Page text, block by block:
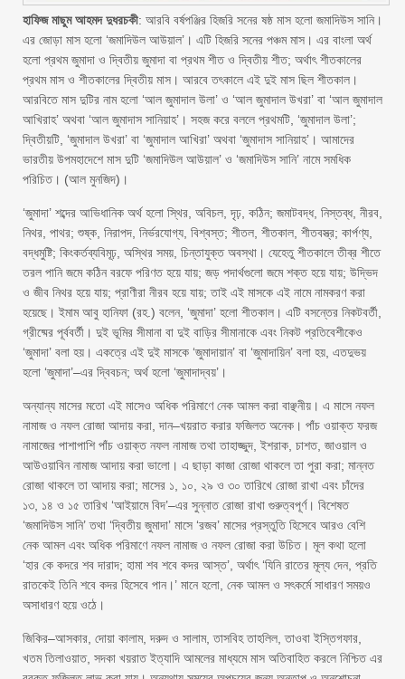
হাফিজ মাছুম আহমদ দুধরচকী: আরবি বর্ষপঞ্জির হিজরি সনের ষষ্ঠ মাস হলো জমাদিউস সানি।
এর জোড়া মাস হলো ‘জমাদিউল আউয়াল’। এটি হিজরি সনের পঞ্চম মাস। এর বাংলা অর্থ
হলো প্রথম জুমাদা ও দ্বিতীয় জুমাদা বা প্রথম শীত ও দ্বিতীয় শীত; অর্থাৎ শীতকালের
প্রথম মাস ও শীতকালের দ্বিতীয় মাস। আরবে তৎকালে এই দুই মাস ছিল শীতকাল।
আরবিতে মাস দুটির নাম হলো ‘আল জুমাদাল উলা’ ও ‘আল জুমাদাল উখরা’ বা ‘আল জুমাদাল
আখিরাহ’ অথবা ‘আল জুমাদাস সানিয়াহ’। সহজ করে বললে প্রথমটি, ‘জুমাদাল উলা’;
দ্বিতীয়টি, ‘জুমাদাল উখরা’ বা ‘জুমাদাল আখিরা’ অথবা ‘জুমাদাস সানিয়াহ’। আমাদের
ভারতীয় উপমহাদেশে মাস দুটি ‘জমাদিউল আউয়াল’ ও ‘জমাদিউস সানি’ নামে সমধিক
পরিচিত। (আল মুনজিদ)।
‘জুমাদা’ শব্দের আভিধানিক অর্থ হলো স্থির, অবিচল, দৃঢ়, কঠিন; জমাটবদ্ধ, নিস্তব্ধ, নীরব,
নিথর, পাথর; শুষ্ক, নিরাপদ, নির্ভরযোগ্য, বিশ্বস্ত; শীতল, শীতকাল, শীতবস্ত্র; কার্পণ্য,
বদ্ধমুষ্টি; কিংকর্তব্যবিমূঢ়, অস্থির সময়, চিন্তাযুক্ত অবস্থা। যেহেতু শীতকালে তীব্র শীতে
তরল পানি জমে কঠিন বরফে পরিণত হয়ে যায়; জড় পদার্থগুলো জমে শক্ত হয়ে যায়; উদ্ভিদ
ও জীব নিথর হয়ে যায়; প্রাণীরা নীরব হয়ে যায়; তাই এই মাসকে এই নামে নামকরণ করা
হয়েছে। ইমাম আবু হানিফা (রহ.) বলেন, ‘জুমাদা’ হলো শীতকাল। এটি বসন্তের নিকটবর্তী,
গ্রীষ্মের পূর্ববর্তী। দুই ভূমির সীমানা বা দুই বাড়ির সীমানাকে এবং নিকট প্রতিবেশীকেও
‘জুমাদা’ বলা হয়। একত্রে এই দুই মাসকে ‘জুমাদায়ান’ বা ‘জুমাদায়িন’ বলা হয়, এতদুভয়
হলো ‘জুমাদা’–এর দ্বিবচন; অর্থ হলো ‘জুমাদাদ্বয়’।
অন্যান্য মাসের মতো এই মাসেও অধিক পরিমাণে নেক আমল করা বাঞ্ছনীয়। এ মাসে নফল
নামাজ ও নফল রোজা আদায় করা, দান–খয়রাত করার ফজিলত অনেক। পাঁচ ওয়াক্ত ফরজ
নামাজের পাশাপাশি পাঁচ ওয়াক্ত নফল নামাজ তথা তাহাজ্জুদ, ইশরাক, চাশত, জাওয়াল ও
আউওয়াবিন নামাজ আদায় করা ভালো। এ ছাড়া কাজা রোজা থাকলে তা পুরা করা; মান্নত
রোজা থাকলে তা আদায় করা; মাসের ১, ১০, ২৯ ও ৩০ তারিখে রোজা রাখা এবং চাঁদের
১৩, ১৪ ও ১৫ তারিখ ‘আইয়ামে বিদ’–এর সুন্নাত রোজা রাখা গুরুত্বপূর্ণ। বিশেষত
‘জমাদিউস সানি’ তথা ‘দ্বিতীয় জুমাদা’ মাসে ‘রজব’ মাসের প্রস্তুতি হিসেবে আরও বেশি
নেক আমল এবং অধিক পরিমাণে নফল নামাজ ও নফল রোজা করা উচিত। মূল কথা হলো
‘হার কে কদরে শব দারাদ; হামা শব শবে কদর আস্ত’, অর্থাৎ ‘যিনি রাতের মূল্য দেন, প্রতি
রাতকেই তিনি শবে কদর হিসেবে পান।’ মানে হলো, নেক আমল ও সৎকর্মে সাধারণ সময়ও
অসাধারণ হয়ে ওঠে।
জিকির–আসকার, দোয়া কালাম, দরুদ ও সালাম, তাসবিহ তাহলিল, তাওবা ইস্তিগফার,
খতম তিলাওয়াত, সদকা খয়রাত ইত্যাদি আমলের মাধ্যমে মাস অতিবাহিত করলে নিশ্চিত এর